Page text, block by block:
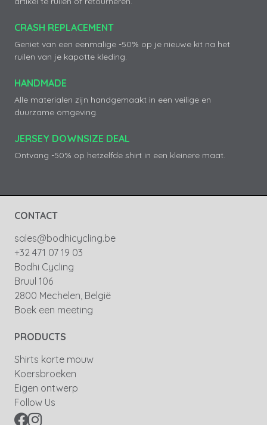
CRASH REPLACEMENT
Geniet van een eenmalige -50% op je nieuwe kit na het
ruilen van je kapotte kleding.
HANDMADE
Alle materialen zijn handgemaakt in een veilige en
duurzame omgeving.
JERSEY DOWNSIZE DEAL
Ontvang -50% op hetzelfde shirt in een kleinere maat.
CONTACT
sales@bodhicycling.be
+32 471 07 19 03
Bodhi Cycling
Bruul 106
2800 Mechelen, België
Boek een meeting
PRODUCTS
Shirts korte mouw
Koersbroeken
Eigen ontwerp
Follow Us